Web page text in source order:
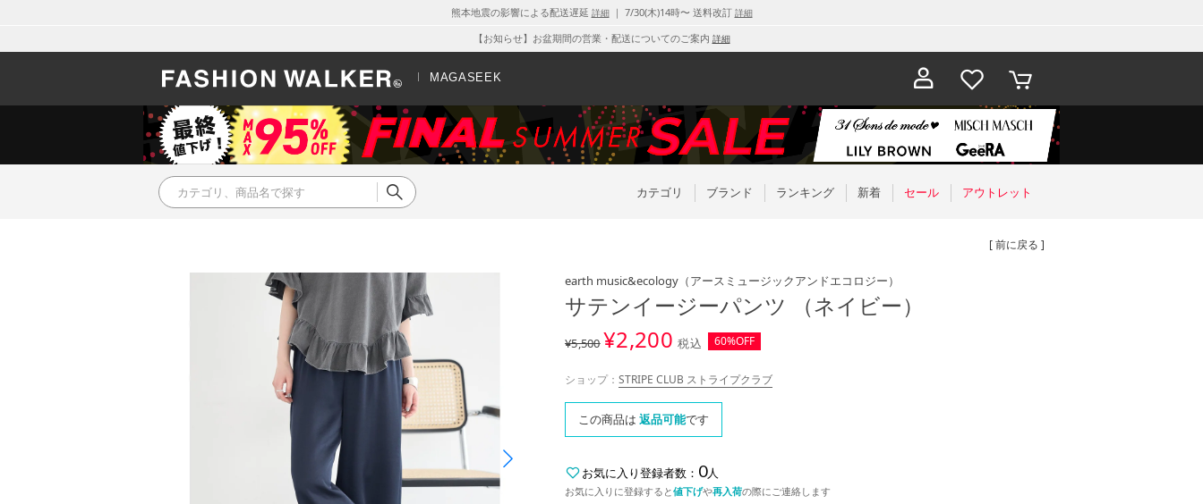
熊本地震の影響による配送遅延 詳細｜ 7/30(木)14時〜 送料改訂 詳細
【お知らせ】お盆期間の営業・配送についてのご案内 詳細
MAGASEEK
お気に入
り
カート
カテゴリ ブランド ランキング 新着 セール アウトレット
[ 前に戻る ]
earth music&ecology （アースミュージックアンドエコロジー）
サテンイージーパンツ （ネイビー）
¥5,500¥2,200 税込 60%OFF
ショップ： STRIPE CLUB ストライプクラブ
この商品は 返品可能です
お気に入り登録者数： 0人
お気に入りに登録すると値下げや再入荷の際にご連絡します